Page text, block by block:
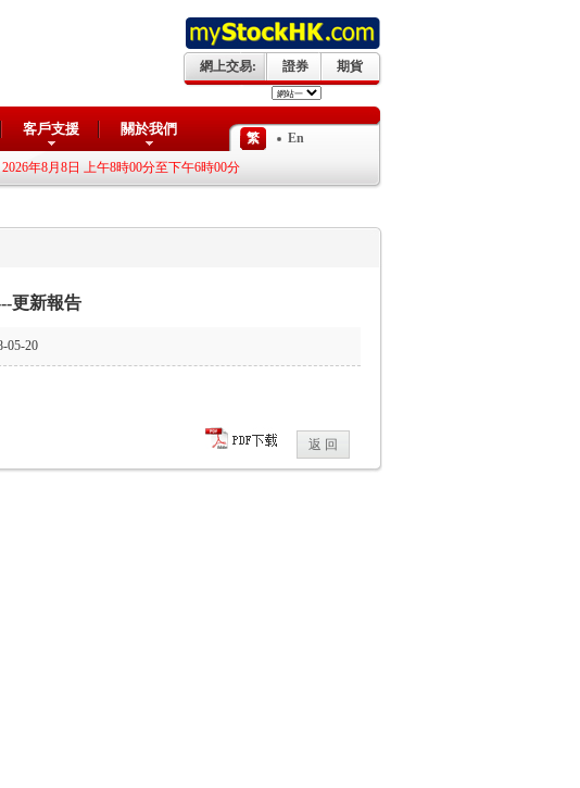
網上交易: 證券 期貨
客戶支援 關於我們
繁
En
8月8日 上午8時00分至下午6時00分)
更新報告
05-20
返 回